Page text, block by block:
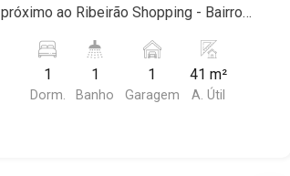
próximo ao Ribeirão Shopping - Bairro
Conheça as características deste
imóvel que a Martinelli Imobiliária
selecionou para você: - 41m² de área
1
Dorm.
1
Banho
1
Garagem
41 m²
A. Útil